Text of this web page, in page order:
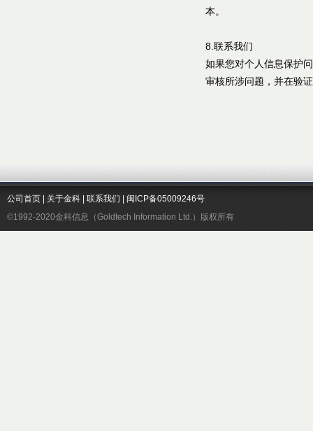
本。
8.联系我们
如果您对个人信息保护
审核所涉问题，并在验
公司首页 关于金科 联系我们
闽ICP备05009246号
©1992-2020金科信息（Goldtech Information Ltd.）版权所有